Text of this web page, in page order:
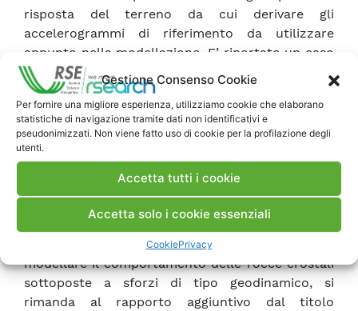
Gestione Consenso Cookie
Per fornire una migliore esperienza, utilizziamo cookie che elaborano
statistiche di navigazione tramite dati non identificativi e
pseudonimizzati. Non viene fatto uso di cookie per la profilazione degli
utenti.
Accetta tutti i cookie
Accetta solo i cookie essenziali
CookiePrivacy
risposta del terreno da cui derivare gli
accelerogrammi di riferimento da utilizzare
appunto nella modellazione. E’ riportato un caso
sperimentale molto indicativo che si riferisce ai
Laboratori di Fisica del Gran Sasso il cui sito è
piuttosto simile ai serbatoi geologici di
stoccaggio della CO 2 poiché situato a 1400 metri
di profondità dalla superficie libera del terreno.
modellazione geomeccanica ma riguardanti la
valutazione del comportamento della crosta
temperatura e le possibilità di
modellare il comportamento delle rocce crostali
sottoposte a sforzi di tipo geodinamico, si
rimanda al rapporto aggiuntivo dal titolo